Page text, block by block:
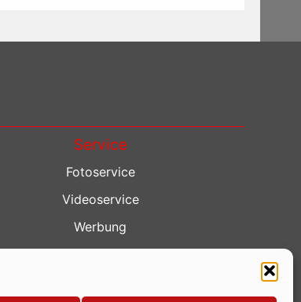
Service
Fotoservice
Videoservice
Werbung